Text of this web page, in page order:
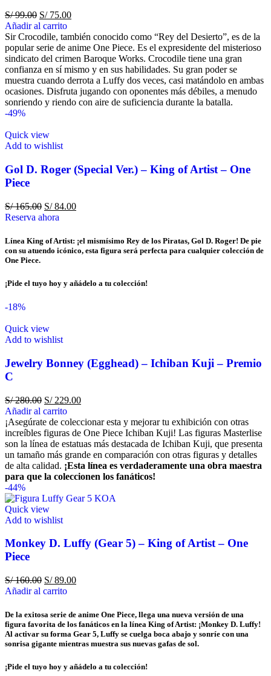
S/99.00 S/75.00
Añadir al carrito
Sir Crocodile, también conocido como “Rey del Desierto”, es de la
popular serie de anime One Piece. Es el expresidente del misterioso
sindicato del crimen Baroque Works. Crocodile tiene una gran
confianza en sí mismo y en sus habilidades. Su gran poder se
muestra cuando derrota a Luffy dos veces, casi matándolo en ambas
ocasiones. Disfruta jugando con oponentes más débiles, a menudo
sonriendo y riendo con aire de suficiencia durante la batalla.
-49%
Quick view
Add to wishlist
Gol D. Roger (Special Ver.) – King of Artist – One
Piece
S/165.00 S/84.00
Reserva ahora
Línea King of Artist: ¡el mismísimo Rey de los Piratas, Gol D. Roger! De pie
con su atuendo icónico, esta figura será perfecta para cualquier colección de
One Piece.
¡Pide el tuyo hoy y añádelo a tu colección!
-18%
Quick view
Add to wishlist
Jewelry Bonney (Egghead) – Ichiban Kuji – Premio
C
S/280.00 S/229.00
Añadir al carrito
¡Asegúrate de coleccionar esta y mejorar tu exhibición con otras
increíbles figuras de One Piece Ichiban Kuji! Las figuras Masterlise
son la línea de estatuas más destacada de Ichiban Kuji, que presenta
un tamaño más grande en comparación con otras figuras y detalles
de alta calidad. ¡Esta línea es verdaderamente una obra maestra
para que la coleccionen los fanáticos!
-44%
Quick view
Add to wishlist
Monkey D. Luffy (Gear 5) – King of Artist – One
Piece
S/160.00 S/89.00
Añadir al carrito
De la exitosa serie de anime One Piece, llega una nueva versión de una
figura favorita de los fanáticos en la línea King of Artist: ¡Monkey D. Luffy!
Al activar su forma Gear 5, Luffy se cuelga boca abajo y sonríe con una
sonrisa gigante mientras muestra sus nuevas gafas de sol.
¡Pide el tuyo hoy y añádelo a tu colección!